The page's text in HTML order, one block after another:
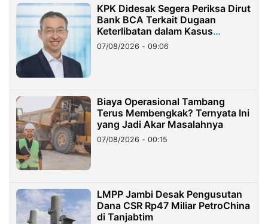
KPK Didesak Segera Periksa Dirut
Bank BCA Terkait Dugaan
Keterlibatan dalam Kasus
Hilangnya Dana Nasabah Rp2,58
Miliar
07/08/2026 - 09:06
Biaya Operasional Tambang
Terus Membengkak? Ternyata Ini
yang Jadi Akar Masalahnya
07/08/2026 - 00:15
LMPP Jambi Desak Pengusutan
Dana CSR Rp47 Miliar PetroChina
di Tanjabtim